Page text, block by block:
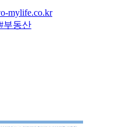
mylife.co.kr
부동산